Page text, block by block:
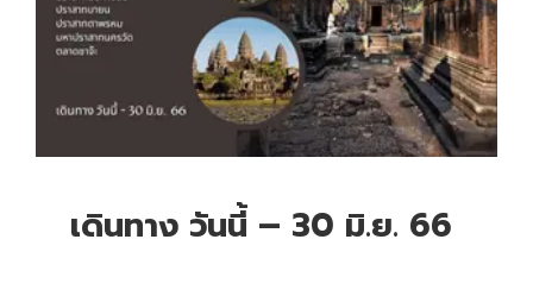
เดินทาง วันนี้ – 30 มิ.ย. 66